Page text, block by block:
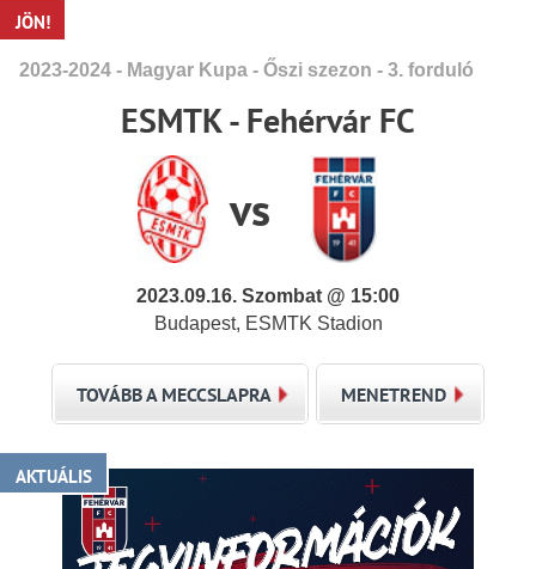
JÖN!
2023-2024 - Magyar Kupa - Őszi szezon - 3. forduló
ESMTK - Fehérvár FC
vs
2023.09.16. Szombat @ 15:00
Budapest, ESMTK Stadion
TOVÁBB A MECCSLAPRA MENETREND
AKTUÁLIS